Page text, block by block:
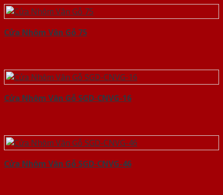
Cửa Nhôm Vân Gỗ 75
Cửa Nhôm Vân Gỗ SGD-CNVG-16
Cửa Nhôm Vân Gỗ SGD-CNVG-46